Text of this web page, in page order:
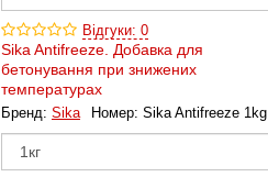
Відгуки: 0
Sika Antifreeze. Добавка для
бетонування при знижених
температурах
Бренд: Sika Номер: Sika Antifreeze 1kg